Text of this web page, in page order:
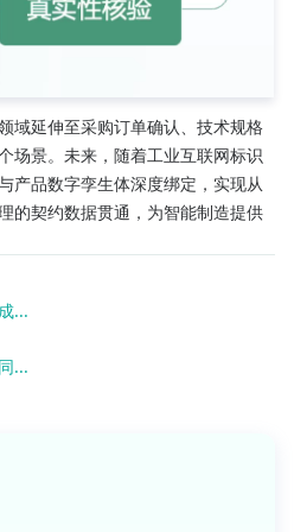
域延伸至采购订单确认、技术规格
场景。未来，随着工业互联网标识
产品数字孪生体深度绑定，实现从
的契约数据贯通，为智能制造提供
...
...